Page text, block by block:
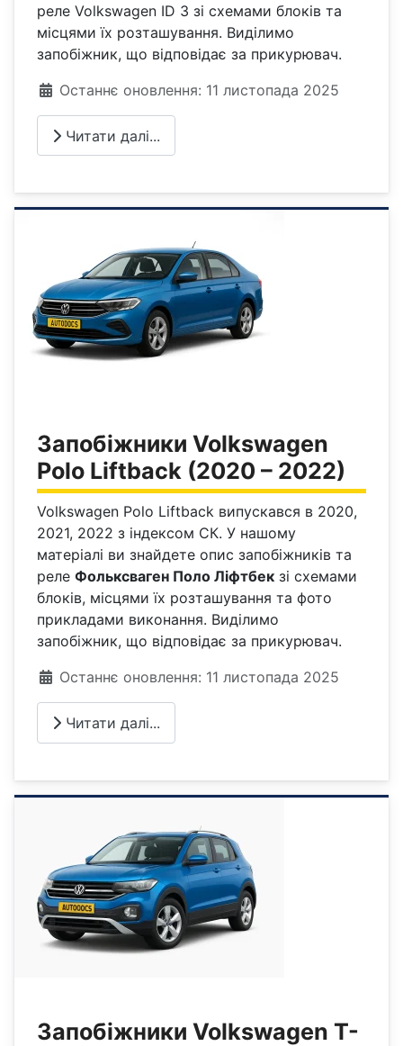
реле Volkswagen ID 3 зі схемами блоків та
місцями їх розташування. Виділимо
запобіжник, що відповідає за прикурювач.
Деталі
Останнє оновлення: 11 листопада 2025
Читати далі...
Запобіжники Volkswagen
Polo Liftback (2020 – 2022)
Volkswagen Polo Liftback випускався в 2020,
2021, 2022 з індексом СК. У нашому
матеріалі ви знайдете опис запобіжників та
реле Фольксваген Поло Ліфтбек зі схемами
блоків, місцями їх розташування та фото
прикладами виконання. Виділимо
запобіжник, що відповідає за прикурювач.
Деталі
Останнє оновлення: 11 листопада 2025
Читати далі...
Запобіжники Volkswagen T-